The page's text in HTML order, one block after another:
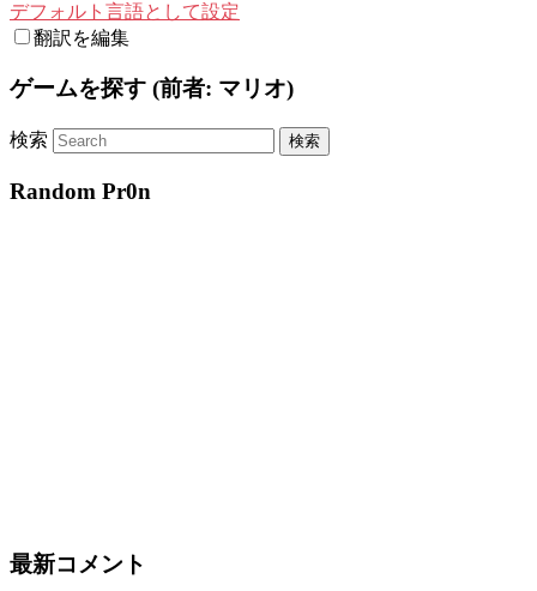
デフォルト言語として設定
翻訳を編集
ゲームを探す (前者: マリオ)
検索
Random Pr0n
最新コメント